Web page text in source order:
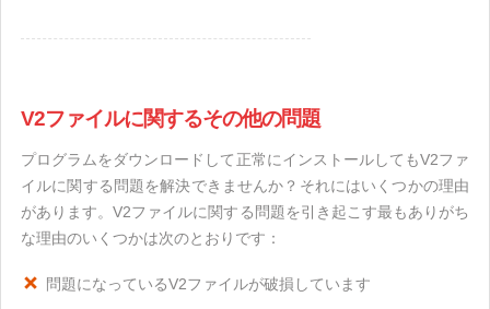
V2ファイルに関するその他の問題
プログラムをダウンロードして正常にインストールしてもV2ファ
イルに関する問題を解決できませんか？それにはいくつかの理由
があります。V2ファイルに関する問題を引き起こす最もありがち
な理由のいくつかは次のとおりです：
問題になっているV2ファイルが破損しています